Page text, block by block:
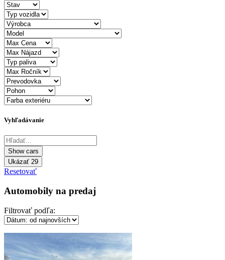
Vyhľadávanie
Ukázať 29
Resetovať
Automobily na predaj
Filtrovať podľa: